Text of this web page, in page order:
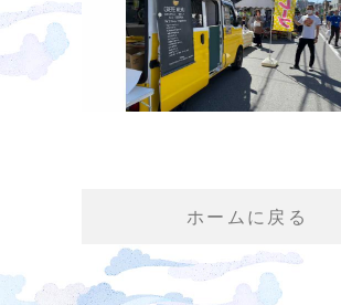
ホームに戻る